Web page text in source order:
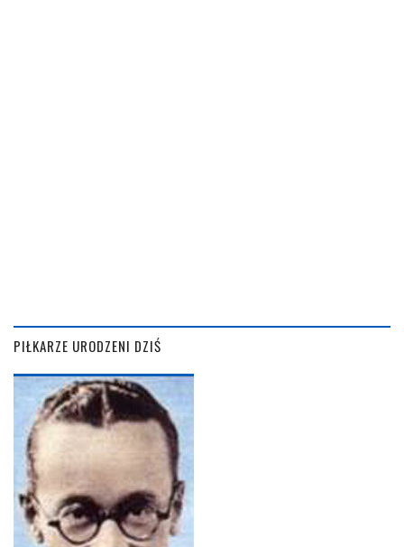
PIŁKARZE URODZENI DZIŚ